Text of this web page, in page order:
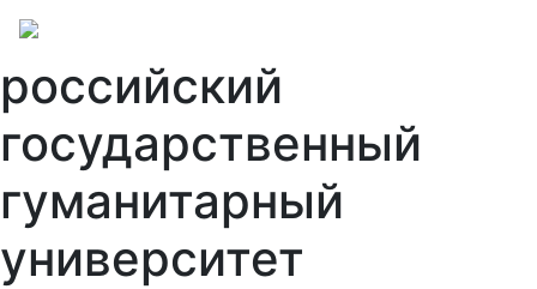
российский
государственный
гуманитарный
университет